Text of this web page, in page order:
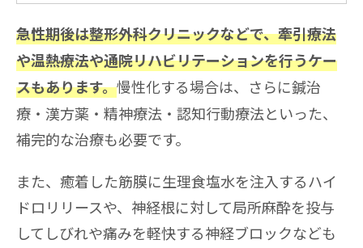
急性期後は整形外科クリニックなどで、牽引療法
や温熱療法や通院リハビリテーションを行うケー
スもあります。慢性化する場合は、さらに鍼治
療・漢方薬・精神療法・認知行動療法といった、
補完的な治療も必要です。
また、癒着した筋膜に生理食塩水を注入するハイ
ドロリリースや、神経根に対して局所麻酔を投与
してしびれや痛みを軽快する神経ブロックなども